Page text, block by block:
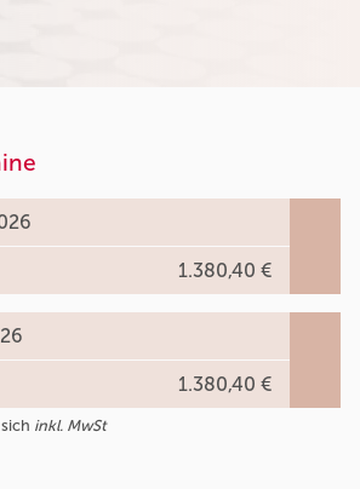
1.380,40 €
1.380,40 €
inkl. MwSt